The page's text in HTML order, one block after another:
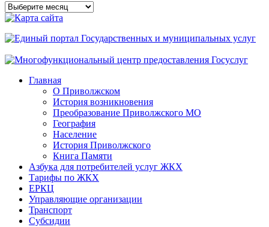
Архивы
сайта
Главная
О Приволжском
История возникновения
Преобразование Приволжского МО
География
Население
История Приволжского
Книга Памяти
Азбука для потребителей услуг ЖКХ
Тарифы по ЖКХ
ЕРКЦ
Управляющие организации
Транспорт
Субсидии